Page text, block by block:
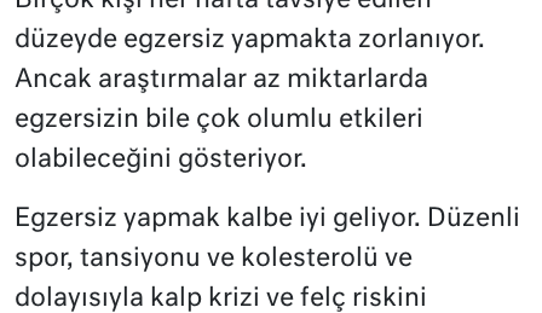
düzeyde egzersiz yapmakta zorlanıyor.
Ancak araştırmalar az miktarlarda
egzersizin bile çok olumlu etkileri
olabileceğini gösteriyor.
Egzersiz yapmak kalbe iyi geliyor. Düzenli
spor, tansiyonu ve kolesterolü ve
dolayısıyla kalp krizi ve felç riskini